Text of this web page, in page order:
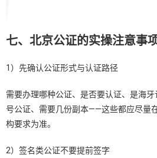
七、北京公证的实操注意事
1）先确认公证形式与认证路径
需要办理哪种公证、是否要认证、是海
号公证、需要几份副本——这些都应尽量
构要求为准。
2）签名类公证不要提前签字